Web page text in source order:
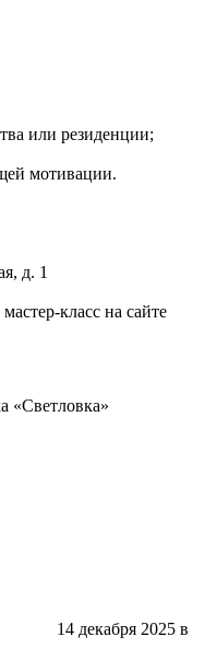
или резиденции;
мотивации.
д. 1
класс на сайте
«Светловка»
14 декабря 2025 в